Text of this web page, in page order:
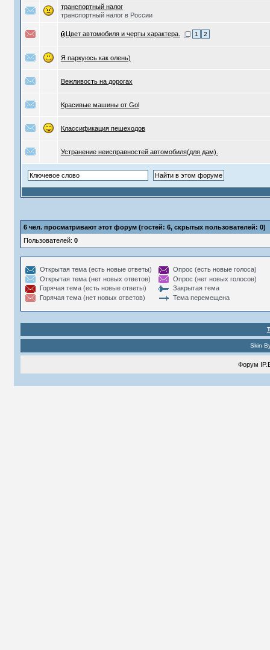
транспортный налог
транспортный налог в России
Цвет автомобиля и черты характера. 1 2
Я паркуюсь как олень)
Вежливость на дорогах
Красивые машины от Gol
Классификация пешеходов
Устранение неисправностей автомобиля(для дам).
6чел. просматривают этот форум (гостей: 6, скрытых пользователей: 0)
Пользователей: 0
Открытая тема (есть новые ответы)
Открытая тема (нет новых ответов)
Горячая тема (есть новые ответы)
Горячая тема (нет новых ответов)
Опрос (есть новые голоса)
Опрос (нет новых голосов)
Закрытая тема
Тема перемещена
Skin
Форум